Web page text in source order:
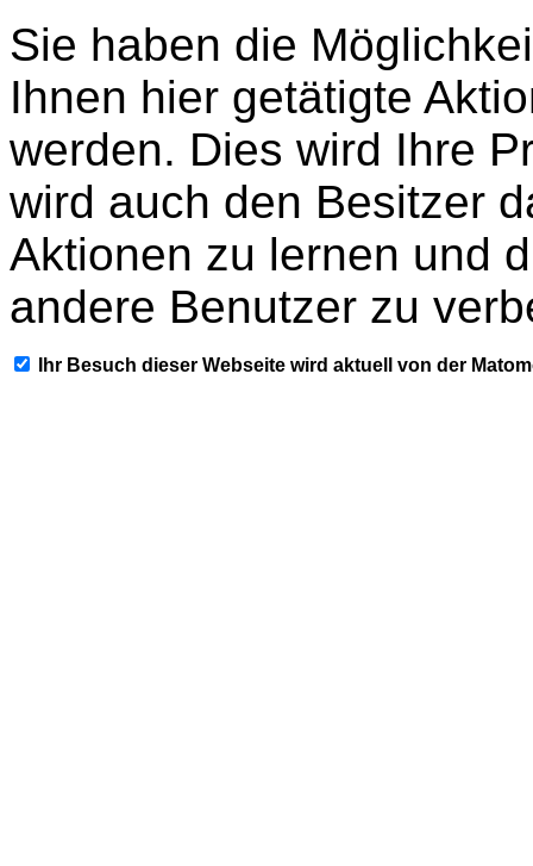
Sie haben die
Ihnen hier getätigte
werden. Dies wird Ihre
wird auch den Besitzer
Aktionen zu lernen und
andere Benutzer zu
Ihr Besuch dieser Webseite wird aktuell von der